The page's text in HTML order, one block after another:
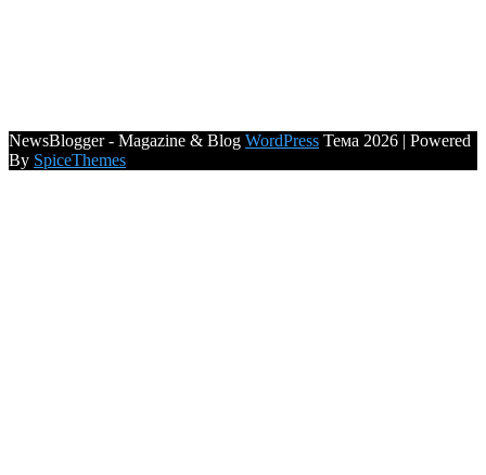
NewsBlogger - Magazine & Blog WordPress Тема 2026 | Powered
By SpiceThemes